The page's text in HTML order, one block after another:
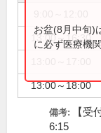
13:00～16:30
13:00～18:00
お盆(8月中旬)
に必ず医療機
備考:
【受
6:15